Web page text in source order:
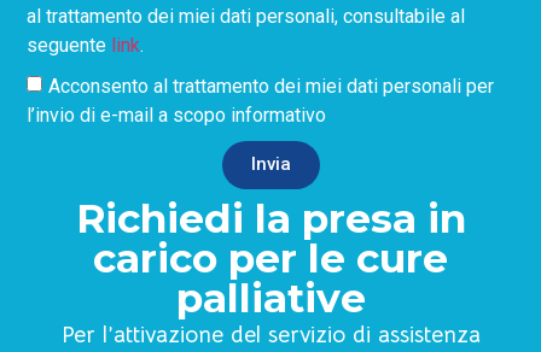
al trattamento dei miei dati personali, consultabile al
seguente link.
Acconsento al trattamento dei miei dati personali per
l’invio di e-mail a scopo informativo
Invia
Richiedi la presa in
carico per le cure
palliative
Per l’attivazione del servizio di assistenza